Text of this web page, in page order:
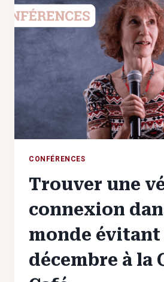
:
L’ATTACHEMENT
ANXIEUX
JANVIER
AU
DÔME
CONFÉRENCES
Trouver une
connexion
monde évitant
décembre à la